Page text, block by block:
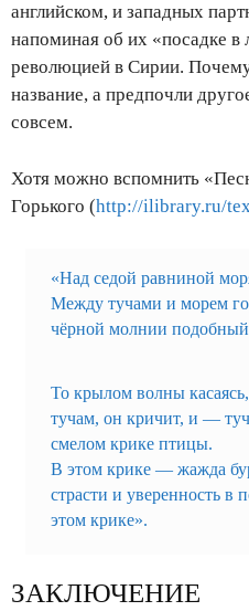
английском, и западных
напоминая об их «посадке
революцией в Сирии.
название, а предпочли
совсем.
Хотя можно вспомнить
Горького (http://ilibrary.ru/
«Над седой равниной
Между тучами и морем
чёрной молнии
То крылом волны
тучам, он кричит, и —
смелом крике птицы.
В этом крике — жажда
страсти и уверенность в
этом крике».
ЗАКЛЮЧЕНИЕ